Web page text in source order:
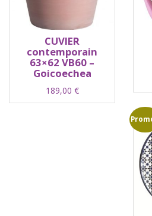
CUVIER
contemporain
63×62 VB60 –
Goicoechea
189,00 €